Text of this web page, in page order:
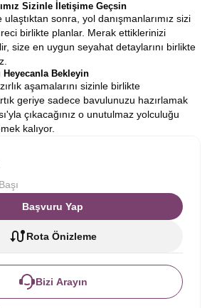
Sizinle İletişime Geçsin
sonra, yol danışmanlarımız sizi
birlikte planlar. Merak ettiklerinizi
size en uygun seyahat detaylarını birlikte
Bekleyin
aşamalarını sizinle birlikte
geriye sadece bavulunuzu hazırlamak
çıkacağınız o unutulmaz yolculuğu
kalıyor.
Başvuru Yap
Rota Önizleme
Bizi Arayın